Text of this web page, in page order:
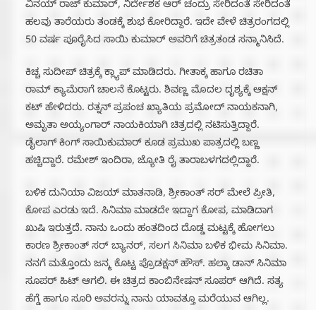
ವಿನಯ್ ರಾಜ್ ಕುಮಾರ್, ನಿರ್ದೇಶಕ ಆರ್ ಚಂದ್ರು ಸೇರಿದಂತೆ ಸೇರಿದಂತೆ
ಹಲವು ತಾರೆಯರು ತಂಡಕ್ಕೆ ಶುಭ ಕೋರಿದ್ದಾರೆ. ಇದೇ ವೇಳೆ ಚಿತ್ರರಂಗದಲ್ಲಿ
50 ವರ್ಷ ಪೂರೈಸಿದ ಸಾಯಿ ಕುಮಾರ್ ಅವರಿಗೆ ಚಿತ್ರತಂಡ ಸನ್ಮಾನಿಸಿದೆ.
ಕಿಚ್ಚ ಸುದೀಪ್‌ ಚಿತ್ರಕ್ಕೆ ಕ್ಲ್ಯಾಪ್ ಮಾಡಿದರು. ಗೀತಾಕ್ಕ ಹಾಗೂ ರಚಿತಾ
ರಾಮ್ ಕ್ಯಾಮೆರಾಗೆ ಚಾಲನೆ ಕೊಟ್ಟರು. ಶಿವಣ್ಣ ಮೊದಲ ದೃಶ್ಯಕ್ಕೆ ಆಕ್ಷನ್
ಕಟ್ ಹೇಳಿದರು. ರತ್ನನ್ ಪ್ರಪಂಚ ಖ್ಯಾತಿಯ ಪ್ರಮೋದ್ ನಾಯಕನಾಗಿ,
ಅಮೃತಾ ಅಯ್ಯಂಗಾರ್ ನಾಯಕಿಯಾಗಿ ಚಿತ್ರದಲ್ಲಿ ನಟಿಸುತ್ತಿದ್ದಾರೆ.
ಡೈಲಾಗ್ ಕಿಂಗ್ ಸಾಯಿಕುಮಾರ್ ಕೂಡ ಪ್ರಮುಖ ಪಾತ್ರದಲ್ಲಿ ಬಣ್ಣ
ಹಚ್ಚಿದ್ದಾರೆ. ರಮೇಶ್ ಇಂದಿರಾ, ಜ್ಯೋತಿ ರೈ ತಾರಾಬಳಗದಲ್ಲಿದ್ದಾರೆ.
ಬಳಿಕ ದುನಿಯಾ ವಿಜಯ್ ಮಾತನಾಡಿ, ಶ್ರೀಕಾಂತ್ ಸರ್ ಮೇಲೆ ಪ್ರೀತಿ,
ಕೋಪ ಎರಡು ಇದೆ. ಸಿನಿಮಾ ಮಾಡದೇ ಇದ್ದಾಗ ಕೋಪ, ಮಾಡಿದಾಗ
ಖುಷಿ ಇರುತ್ತದೆ. ನಾನು ಒಂದು ಹಂತದಿಂದ ದೊಡ್ಡ ಮಟ್ಟಕ್ಕೆ ಹೋಗಲು
ಕಾರಣ ಶ್ರೀಕಾಂತ್ ಸರ್ ಬ್ಯಾನರ್, ಸಲಗ ಸಿನಿಮಾ ಬಳಿಕ ಭೀಮ ಸಿನಿಮಾ.
ನನಗೆ ಮತ್ತೊಂದು ಜನ್ಮ ಕೊಟ್ಟ ಪ್ರೊಡಕ್ಷನ್ ಹೌಸ್. ಹಲ್ಕಾ ಡಾನ್ ಸಿನಿಮಾ
ಸೂಪರ್ ಹಿಟ್ ಆಗಲಿ. ಈ ಚಿತ್ರದ ಕಾಂಬಿನೇಷನ್ ಸೂಪರ್ ಆಗಿದೆ. ಸತ್ಯ
ಹೆಗ್ಡೆ ಹಾಗೂ ಸೂರಿ ಅವರನ್ನು ನಾನು ಯಾವತ್ತೂ ಮರೆಯುವ ಆಗಿಲ್ಲ.